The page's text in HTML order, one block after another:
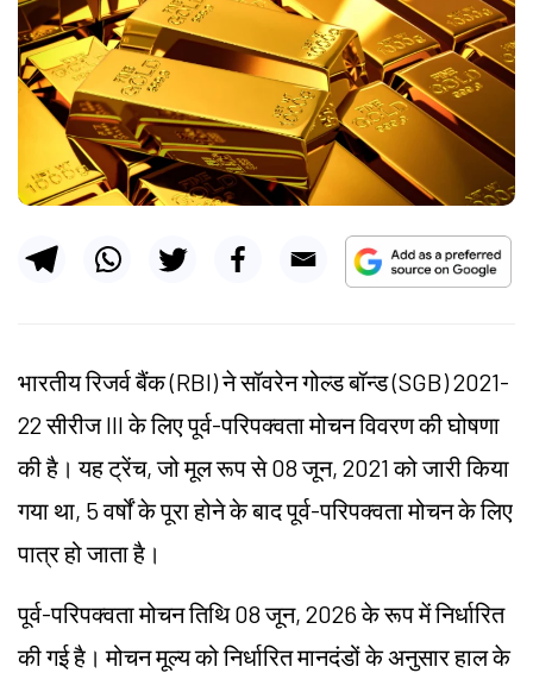
भारतीय रिजर्व बैंक (RBI) ने सॉवरेन गोल्ड बॉन्ड (SGB) 2021-
22 सीरीज III के लिए पूर्व-परिपक्वता मोचन विवरण की घोषणा
की है। यह ट्रेंच, जो मूल रूप से 08 जून, 2021 को जारी किया
गया था, 5 वर्षों के पूरा होने के बाद पूर्व-परिपक्वता मोचन के लिए
पात्र हो जाता है।
पूर्व-परिपक्वता मोचन तिथि 08 जून, 2026 के रूप में निर्धारित
की गई है। मोचन मूल्य को निर्धारित मानदंडों के अनुसार हाल के